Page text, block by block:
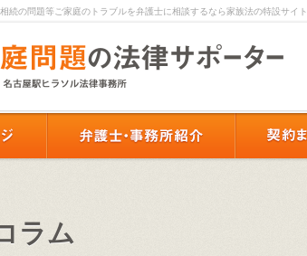
続の問題等ご家庭のトラブルを弁護士に相談するなら家族法の特設サイト
ラム